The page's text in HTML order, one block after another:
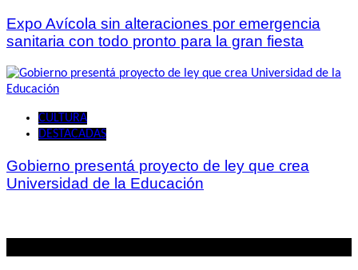
Expo Avícola sin alteraciones por emergencia
sanitaria con todo pronto para la gran fiesta
CULTURA
DESTACADAS
Gobierno presentá proyecto de ley que crea
Universidad de la Educación